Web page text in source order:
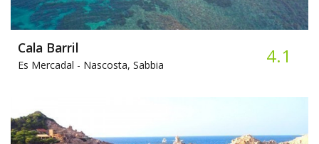
Cala Barril
Es Mercadal - Nascosta, Sabbia 4.1